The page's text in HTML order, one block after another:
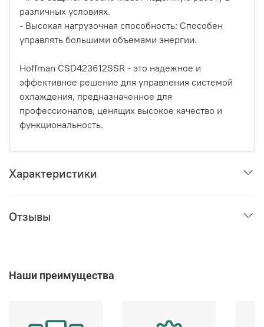
различных условиях.
- Высокая нагрузочная способность: Способен
управлять большими объемами энергии.
Hoffman CSD423612SSR - это надежное и
эффективное решение для управления системой
охлаждения, предназначенное для
профессионалов, ценящих высокое качество и
функциональность.
Характеристики
Отзывы
Наши преимущества